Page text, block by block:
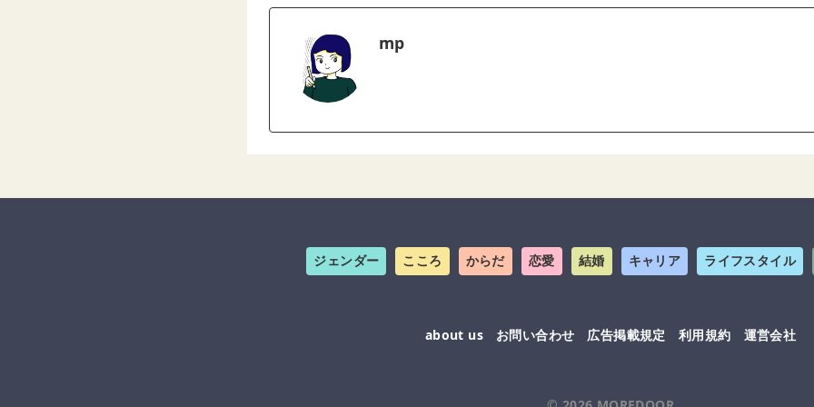
mp
ジェンダー こころ からだ 恋愛 結婚 キャリア ライフスタイル
about us お問い合わせ 広告掲載規定 利用規約 運営会社